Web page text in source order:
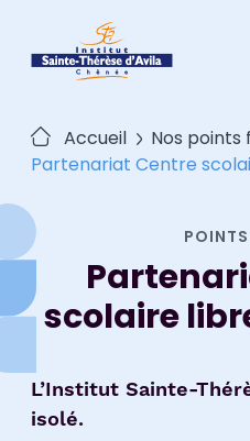
contenu
Accueil
Nos points
Partenariat Centre
scolaire
L’Institut Sainte-
isolé.